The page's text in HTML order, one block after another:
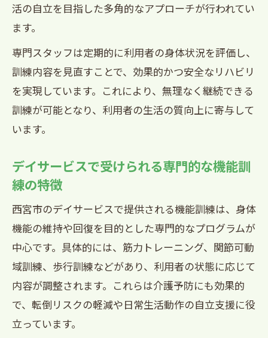
活の自立を目指した多角的なアプローチが行われてい
ます。
専門スタッフは定期的に利用者の身体状況を評価し、
訓練内容を見直すことで、効果的かつ安全なリハビリ
を実現しています。これにより、無理なく継続できる
訓練が可能となり、利用者の生活の質向上に寄与して
います。
デイサービスで受けられる専門的な機能訓
練の特徴
西宮市のデイサービスで提供される機能訓練は、身体
機能の維持や回復を目的とした専門的なプログラムが
中心です。具体的には、筋力トレーニング、関節可動
域訓練、歩行訓練などがあり、利用者の状態に応じて
内容が調整されます。これらは介護予防にも効果的
で、転倒リスクの軽減や日常生活動作の自立支援に役
立っています。